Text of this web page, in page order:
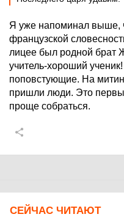
Я уже напоминал выше,
французской
лицее был родной
учитель-хороший
поповстующие. На
пришли люди. Это
проще собраться.
СЕЙЧАС ЧИТАЮТ